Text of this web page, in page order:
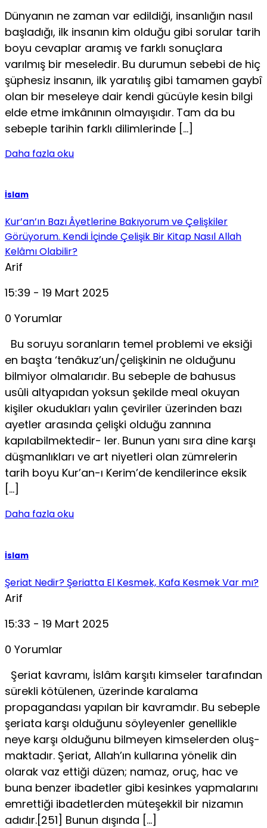
Dünyanın ne zaman var edildiği, insanlığın nasıl
başla­dığı, ilk insanın kim olduğu gibi sorular tarih
boyu cevaplar aramış ve farklı sonuçlara
varılmış bir meseledir. Bu duru­mun sebebi de hiç
şüphesiz insanın, ilk yaratılış gibi tama­men gaybî
olan bir meseleye dair kendi gücüyle kesin bilgi
elde etme imkânının olmayışıdır. Tam da bu
sebeple tarihin farklı dilimlerinde […]
Daha fazla oku
İslam
Kur’an’ın Bazı Âyetlerine Bakıyorum ve Çelişkiler
Görüyorum. Kendi İçinde Çelişik Bir Kitap Nasıl Allah
Kelâmı Olabilir?
Arif
15:39 - 19 Mart 2025
0 Yorumlar
Bu soruyu soranların temel problemi ve eksiği
en başta ‘tenâkuz’un/çelişkinin ne olduğunu
bilmiyor olmalarıdır. Bu sebeple de bahusus
usûli altyapıdan yoksun şekilde meal okuyan
kişiler okudukları yalın çeviriler üzerinden bazı
ayetler arasında çelişki olduğu zannına
kapılabilmektedir- ler. Bunun yanı sıra dine karşı
düşmanlıkları ve art niyetleri olan zümrelerin
tarih boyu Kur’an-ı Kerim’de kendilerince eksik
[…]
Daha fazla oku
İslam
Şeriat Nedir? Şeriatta El Kesmek, Kafa Kesmek Var mı?
Arif
15:33 - 19 Mart 2025
0 Yorumlar
Şeriat kavramı, İslâm karşıtı kimseler tarafından
sürekli kötülenen, üzerinde karalama
propagandası yapılan bir kavramdır. Bu sebeple
şeriata karşı olduğunu söyleyenler genellikle
neye karşı olduğunu bilmeyen kimselerden oluş­
maktadır. Şeriat, Allah’ın kullarına yönelik din
olarak vaz ettiği düzen; namaz, oruç, hac ve
buna benzer ibadetler gibi kesinkes yapmalarını
emrettiği ibadetlerden müteşekkil bir nizamın
adıdır.[251] Bunun dışında […]